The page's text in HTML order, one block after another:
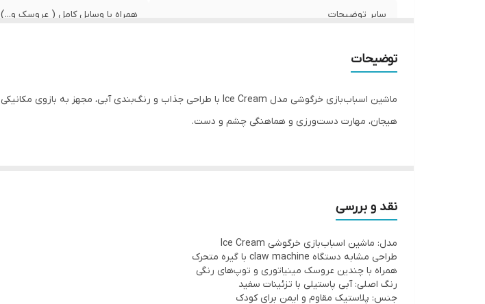
سایر توضیحات همراه با وسایل کامل ( عروسک و...)
توضیحات
هیجان، مهارت دست‌ورزی و هماهنگی چشم و دست.
نقد و بررسی
مدل: ماشین اسباب‌بازی خرگوشی Ice Cream
طراحی مشابه دستگاه claw machine با گیره متحرک
همراه با چندین عروسک مینیاتوری و توپ‌های رنگی
رنگ اصلی: آبی پاستیلی با تزئینات سفید
جنس: پلاستیک مقاوم و ایمن برای کودک